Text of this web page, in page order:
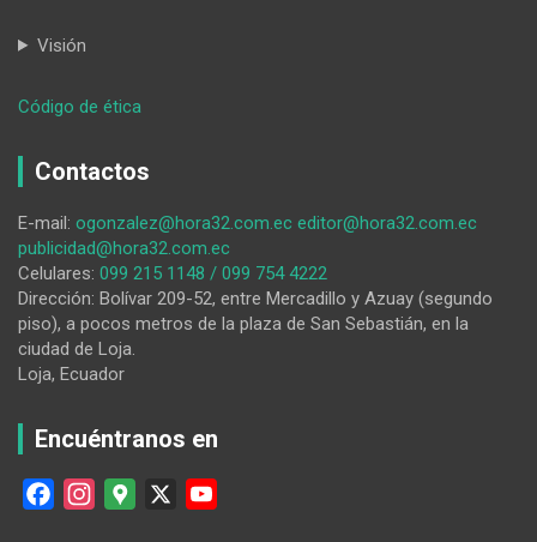
Visión
Código de ética
rodante’
milicia
encontró
en
Oriente
Contactos
E-mail: ogonzalez@hora32.com.ec editor@hora32.com.ec
publicidad@hora32.com.ec
Celulares: 099 215 1148 / 099 754 4222
Dirección: Bolívar 209-52, entre Mercadillo y Azuay (segundo
piso), a pocos metros de la plaza de San Sebastián, en la
ciudad de Loja.
Loja, Ecuador
Encuéntranos en